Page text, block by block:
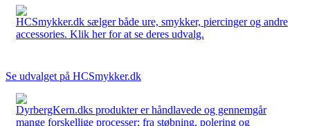
HCSmykker.dk sælger både ure, smykker, piercinger og andre
accessories. Klik her for at se deres udvalg.
Se udvalget på HCSmykker.dk
DyrbergKern.dks produkter er håndlavede og gennemgår
mange forskellige processer: fra støbning, polering og